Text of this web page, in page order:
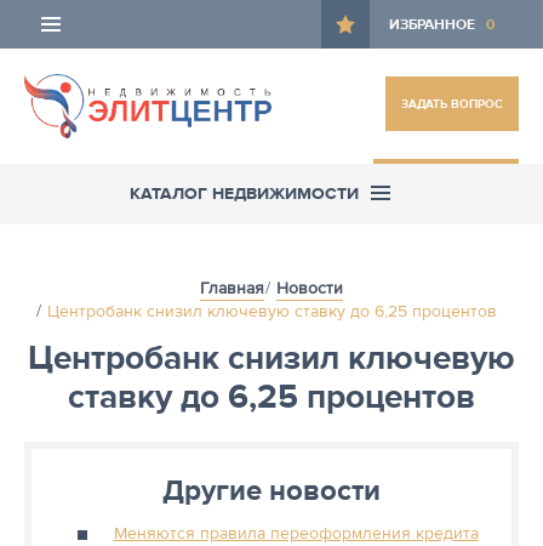
ИЗБРАННОЕ 0
ЗАДАТЬ ВОПРОС
ОСТАВИТЬ ЗАЯВКУ
КАТАЛОГ НЕДВИЖИМОСТИ
Главная
Новости
Центробанк снизил ключевую ставку до 6,25 процентов
Центробанк снизил ключевую
ставку до 6,25 процентов
Другие новости
Меняются правила переоформления кредита